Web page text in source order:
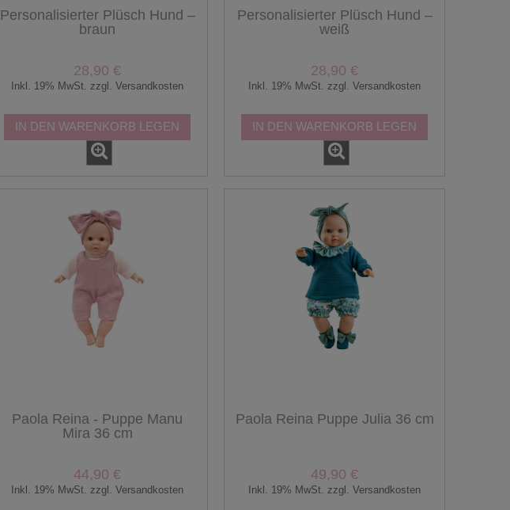
Personalisierter Plüsch Hund –
braun
28,90 €
Inkl. 19% MwSt. zzgl. Versandkosten
IN DEN WARENKORB LEGEN
Personalisierter Plüsch Hund –
weiß
28,90 €
Inkl. 19% MwSt. zzgl. Versandkosten
IN DEN WARENKORB LEGEN
Paola Reina - Puppe Manu
Mira 36 cm
44,90 €
Inkl. 19% MwSt. zzgl. Versandkosten
Paola Reina Puppe Julia 36 cm
49,90 €
Inkl. 19% MwSt. zzgl. Versandkosten